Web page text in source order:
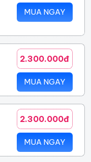
MUA NGAY
2.300.000đ
MUA NGAY
2.300.000đ
MUA NGAY